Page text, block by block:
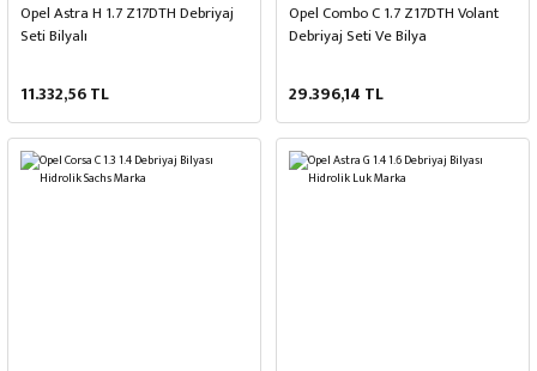
Opel Astra H 1.7 Z17DTH Debriyaj
Seti Bilyalı
11.332,56 TL
Opel Combo C 1.7 Z17DTH Volant
Debriyaj Seti Ve Bilya
29.396,14 TL